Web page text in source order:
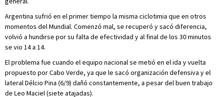
Argentina sufrió en el primer tiempo la misma ciclotimia que en otros
momentos del Mundial. Comenzó mal, se recuperó y sacó diferencia,
volvió a hundirse por su falta de efectividad y al final de los 30 minutos
se vio 14 a 14.
El problema fue cuando el equipo nacional se metió en el ida y vuelta
propuesto por Cabo Verde, ya que le sacó organización defensiva y el
lateral Délcio Pina (6/9) dañó constantemente, a pesar del buen trabajo
de Leo Maciel (siete atajadas).